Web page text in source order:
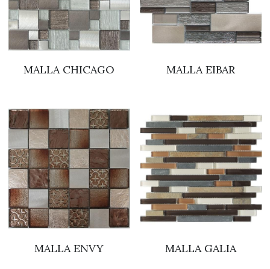
Calentadores
Lamparas
MALLA CHICAGO MALLA EIBAR
MALLA ENVY MALLA GALIA